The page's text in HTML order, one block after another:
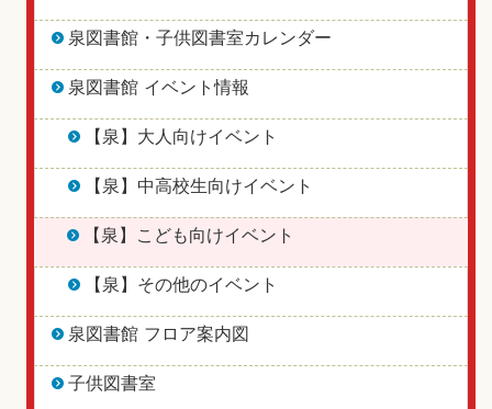
泉図書館・子供図書室カレンダー
泉図書館 イベント情報
【泉】大人向けイベント
【泉】中高校生向けイベント
【泉】こども向けイベント
【泉】その他のイベント
泉図書館 フロア案内図
子供図書室